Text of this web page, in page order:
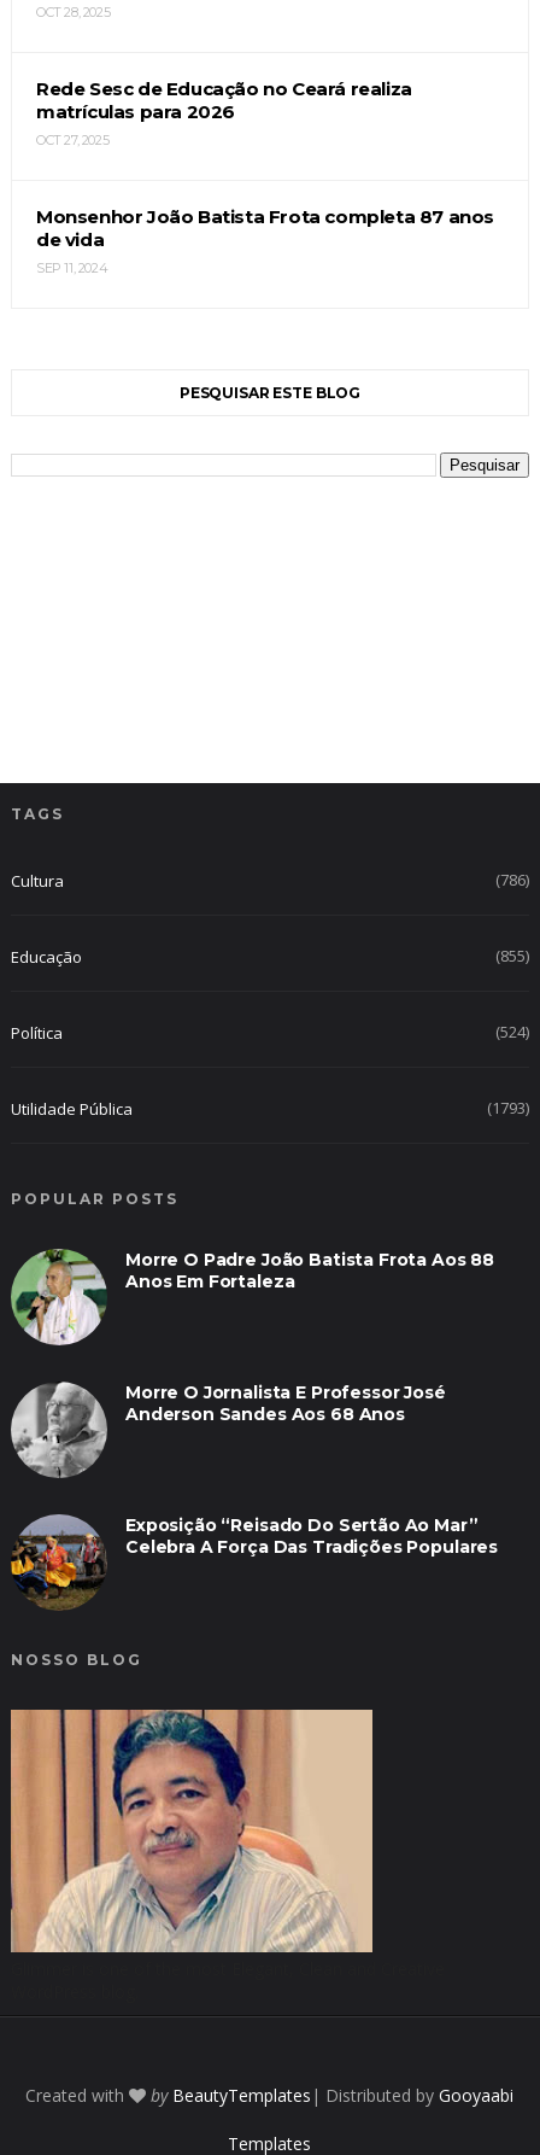
OCT 28, 2025
Rede Sesc de Educação no Ceará realiza
matrículas para 2026
OCT 27, 2025
Monsenhor João Batista Frota completa 87 anos
de vida
SEP 11, 2024
PESQUISAR ESTE BLOG
TAGS
Cultura (786)
Educação (855)
Política (524)
Utilidade Pública (1793)
POPULAR POSTS
Morre O Padre João Batista Frota Aos 88
Anos Em Fortaleza
Morre O Jornalista E Professor José
Anderson Sandes Aos 68 Anos
Exposição “Reisado Do Sertão Ao Mar”
Celebra A Força Das Tradições Populares
NOSSO BLOG
Created with by BeautyTemplates | Distributed byGooyaabi
Templates